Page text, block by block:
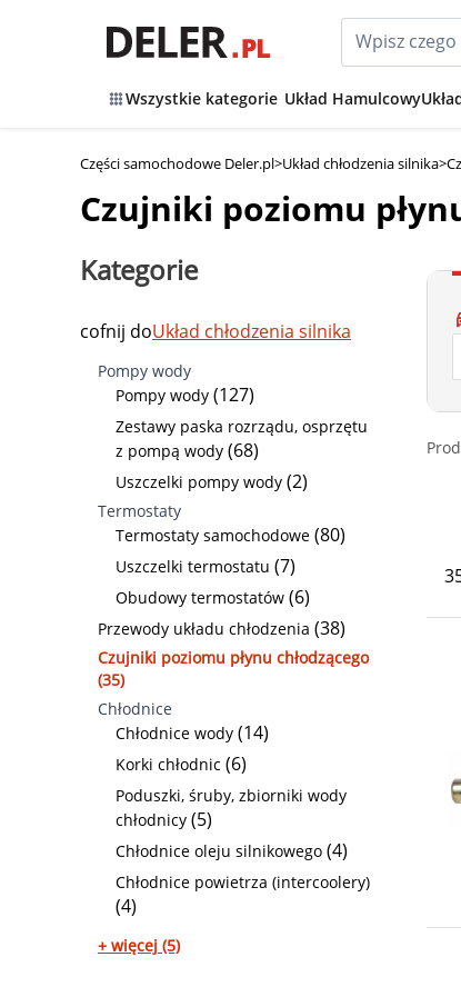
Wszystkie kategorie Układ Hamulcowy
Części samochodowe Deler.pl>Układ chłodzenia silnika>
Czujniki poziomu
Kategorie
cofnij doUkład chłodzenia silnika
Pompy wody
Pompy wody (127)
Zestawy paska rozrządu, osprzętu
z pompą wody (68)
Uszczelki pompy wody (2)
Termostaty
Termostaty samochodowe (80)
Uszczelki termostatu (7)
Obudowy termostatów (6)
Przewody układu chłodzenia (38)
Czujniki poziomu płynu chłodzącego
(35)
Chłodnice
Chłodnice wody (14)
Korki chłodnic (6)
Poduszki, śruby, zbiorniki wody
chłodnicy (5)
Chłodnice oleju silnikowego (4)
Chłodnice powietrza (intercoolery)
(4)
+ więcej (5)